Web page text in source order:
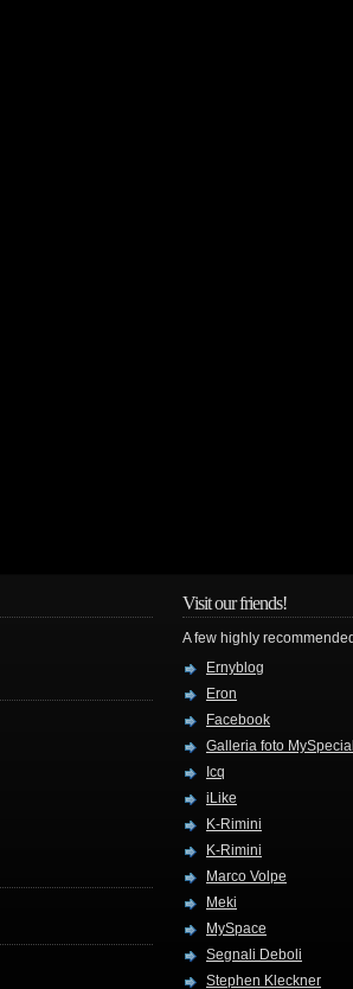
Visit our friends!
A few highly
Ernyblog
Eron
Facebook
Galleria foto
Icq
iLike
K-Rimini
K-Rimini
Marco Volpe
Meki
MySpace
Segnali Deboli
Stephen Kleckner